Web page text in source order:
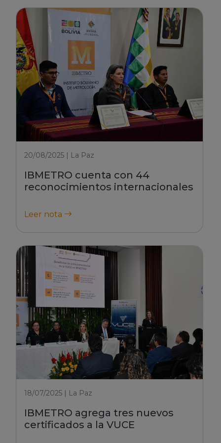
20/08/2025 | La Paz
IBMETRO cuenta con 44
reconocimientos internacionales
Leer nota
18/07/2025 | La Paz
IBMETRO agrega tres nuevos
certificados a la VUCE